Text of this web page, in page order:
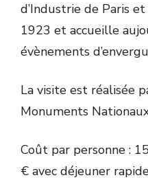
d’Industrie de Paris
1923 et accueille
évènements
La visite est réalisée
Monuments
Coût par personne :
€ avec déjeuner